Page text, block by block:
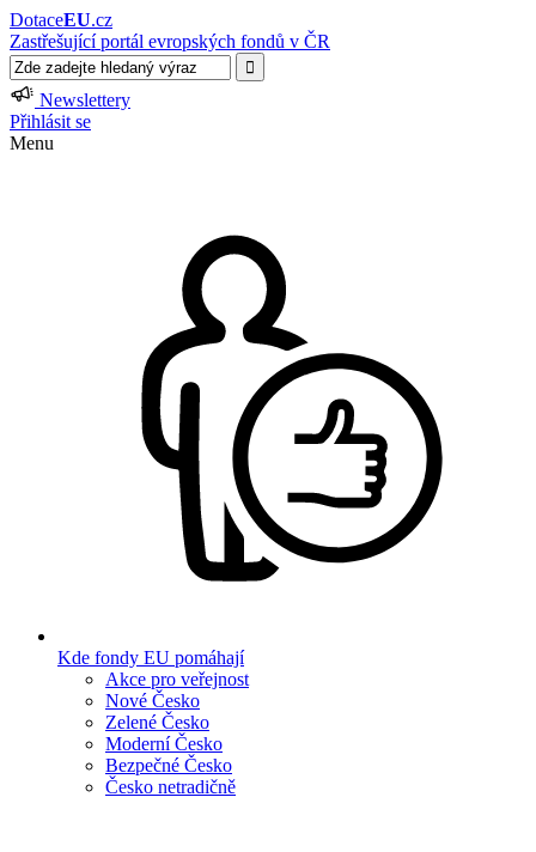
DotaceEU.cz
Zastřešující portál evropských fondů v ČR
Newslettery
Přihlásit se
Menu
Kde fondy EU pomáhají
Akce pro veřejnost
Nové Česko
Zelené Česko
Moderní Česko
Bezpečné Česko
Česko netradičně